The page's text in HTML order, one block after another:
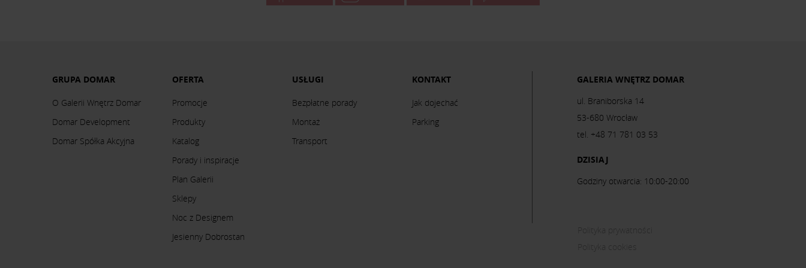
GRUPA DOMAR
O Galerii Wnętrz Domar
Domar Development
Domar Spółka Akcyjna
OFERTA
Promocje
Produkty
Katalog
Porady i inspiracje
Plan Galerii
Sklepy
Noc z Designem
Jesienny Dobrostan
USŁUGI
Bezpłatne porady
Montaż
Transport
KONTAKT
Jak dojechać
Parking
GALERIA WNĘTRZ DOMAR
ul. Braniborska 14
53-680 Wrocław
tel. +48 71 781 03 53
DZISIAJ
Godziny otwarcia: 10:00-20:00